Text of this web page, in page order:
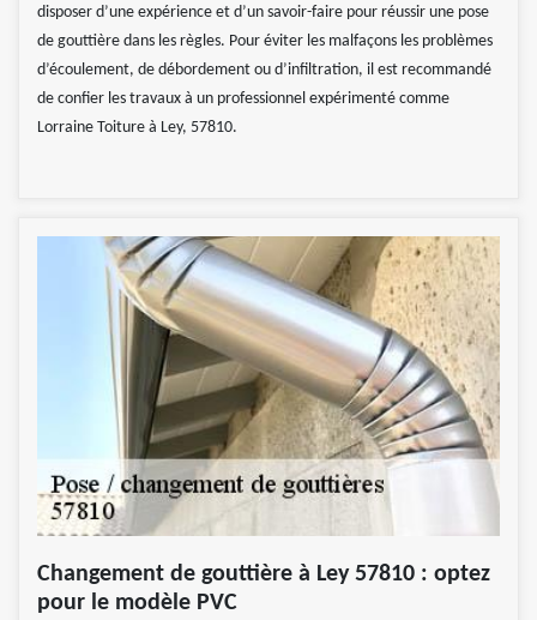
disposer d’une expérience et d’un savoir-faire pour réussir une pose
de gouttière dans les règles. Pour éviter les malfaçons les problèmes
d’écoulement, de débordement ou d’infiltration, il est recommandé
de confier les travaux à un professionnel expérimenté comme
Lorraine Toiture à Ley, 57810.
Changement de gouttière à Ley 57810 : optez
pour le modèle PVC